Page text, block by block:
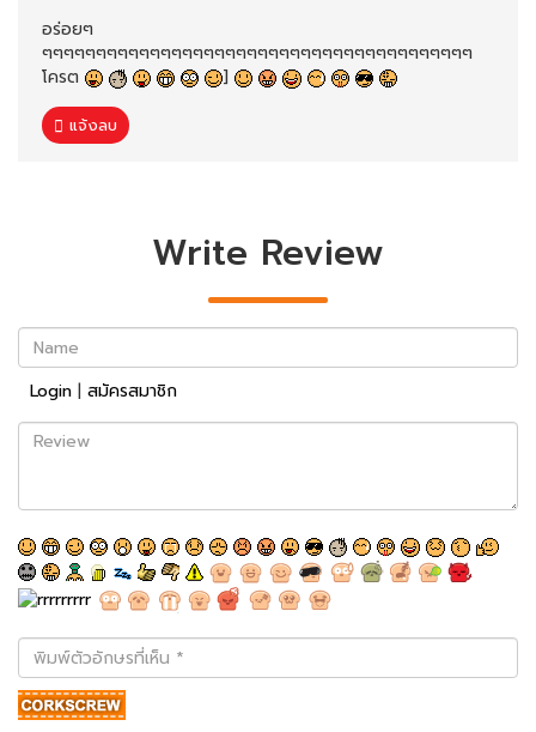
อร่อยๆ
ๆๆๆๆๆๆๆๆๆๆๆๆๆๆๆๆๆๆๆๆๆๆๆๆๆๆๆๆๆๆๆๆๆๆๆๆๆๆๆๆ
โครต
]
แจ้งลบ
Write Review
Name
Login | สมัครสมาชิก
Review
พิมพ์
ตัว
อักษร
ที่